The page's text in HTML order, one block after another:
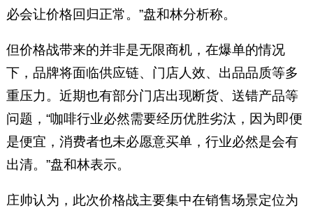
必会让价格回归正常。”盘和林分析称。
但价格战带来的并非是无限商机，在爆单的情况
下，品牌将面临供应链、门店人效、出品品质等多
重压力。近期也有部分门店出现断货、送错产品等
问题，“咖啡行业必然需要经历优胜劣汰，因为即便
是便宜，消费者也未必愿意买单，行业必然是会有
出清。”盘和林表示。
庄帅认为，此次价格战主要集中在销售场景定位为